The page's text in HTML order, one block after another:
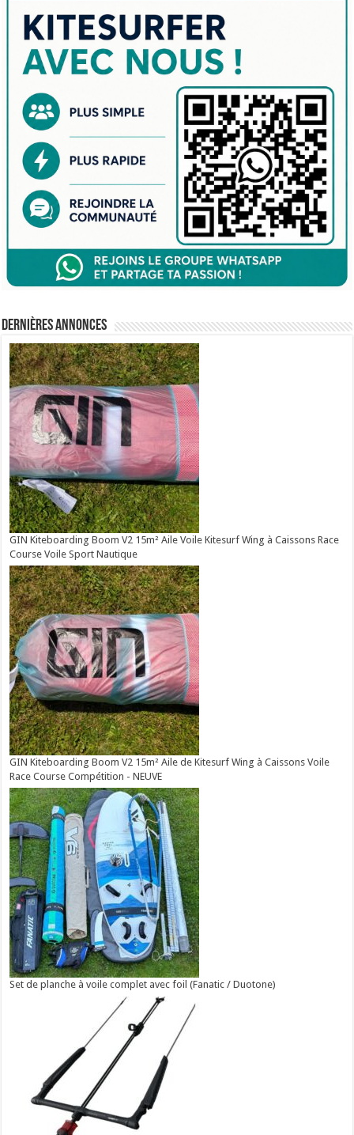
Dernières annonces
GIN Kiteboarding Boom V2 15m² Aile Voile Kitesurf Wing à Caissons Race
Course Voile Sport Nautique
GIN Kiteboarding Boom V2 15m² Aile de Kitesurf Wing à Caissons Voile
Race Course Compétition - NEUVE
Set de planche à voile complet avec foil (Fanatic / Duotone)